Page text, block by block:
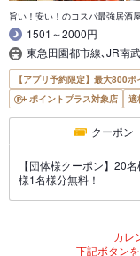
旨い！安い！のコスパ最強居酒
1501～2000円
東急田園都市線､JR南
【アプリ予約限定】最大800
ポイントプラス対象店
適
クーポン
【団体様クーポン】20
様1名様分無料！
カレ
下記ボタン